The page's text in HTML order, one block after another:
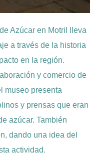
Azúcar en Motril lleva
a través de la historia
en la región.
y comercio de
museo presenta
y prensas que eran
azúcar. También
dando una idea del
actividad.